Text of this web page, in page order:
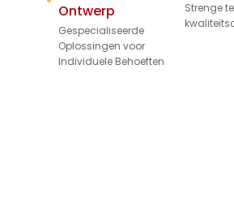
Ontwerp
Gespecialiseerde
Oplossingen voor
Individuele Behoeften
Strenge